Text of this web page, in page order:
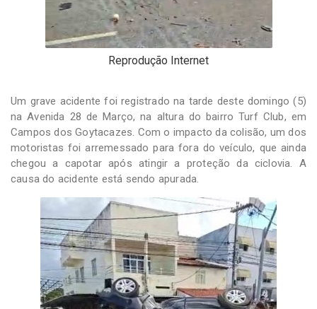
Reprodução Internet
Um grave acidente foi registrado na tarde deste domingo (5)
na Avenida 28 de Março, na altura do bairro Turf Club, em
Campos dos Goytacazes. Com o impacto da colisão, um dos
motoristas foi arremessado para fora do veículo, que ainda
chegou a capotar após atingir a proteção da ciclovia. A
causa do acidente está sendo apurada.